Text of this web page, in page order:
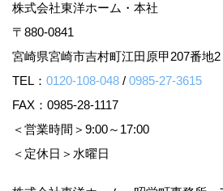
株式会社東洋ホーム・本社
〒880-0841
宮崎県宮崎市吉村町江田原甲207番地
TEL： 0120-108-048 / 0985-27-3615
FAX：0985-28-1117
＜営業時間＞9:00～17:00
＜定休日＞水曜日